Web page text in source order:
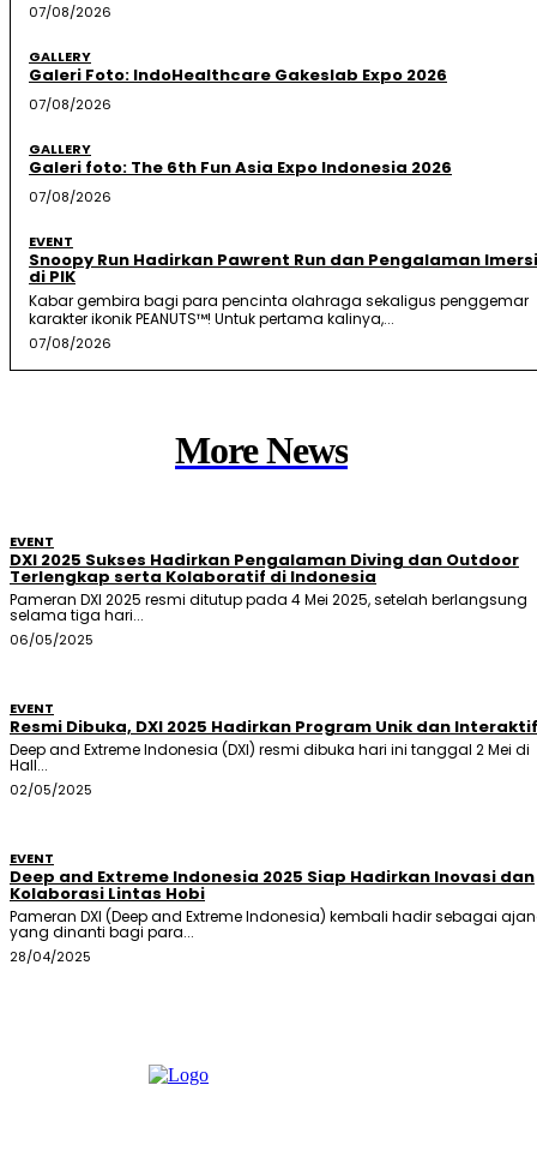
07/08/2026
GALLERY
Galeri Foto: IndoHealthcare Gakeslab Expo 2026
07/08/2026
GALLERY
Galeri foto: The 6th Fun Asia Expo Indonesia 2026
07/08/2026
EVENT
Snoopy Run Hadirkan Pawrent Run dan Pengalaman
di PIK
Kabar gembira bagi para pencinta olahraga sekaligus penggemar
karakter ikonik PEANUTS™! Untuk pertama kalinya,...
07/08/2026
More News
EVENT
DXI 2025 Sukses Hadirkan Pengalaman Diving dan Outdoor
Terlengkap serta Kolaboratif di Indonesia
Pameran DXI 2025 resmi ditutup pada 4 Mei 2025, setelah berlangsung
selama tiga hari...
06/05/2025
EVENT
Resmi Dibuka, DXI 2025 Hadirkan Program Unik dan Interaktif
Deep and Extreme Indonesia (DXI) resmi dibuka hari ini tanggal 2 Mei di
Hall...
02/05/2025
EVENT
Deep and Extreme Indonesia 2025 Siap Hadirkan Inovasi dan
Kolaborasi Lintas Hobi
Pameran DXI (Deep and Extreme Indonesia) kembali hadir sebagai
yang dinanti bagi para...
28/04/2025